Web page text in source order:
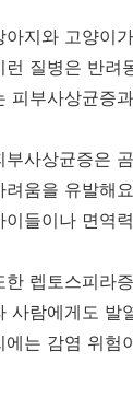
아지와 고양이
런 질병은 반려
피부사상균증
부사상균증은
려움을 유발해
이들이나 면역
한 렙토스피라
사람에게도 발
에는 감염 위험